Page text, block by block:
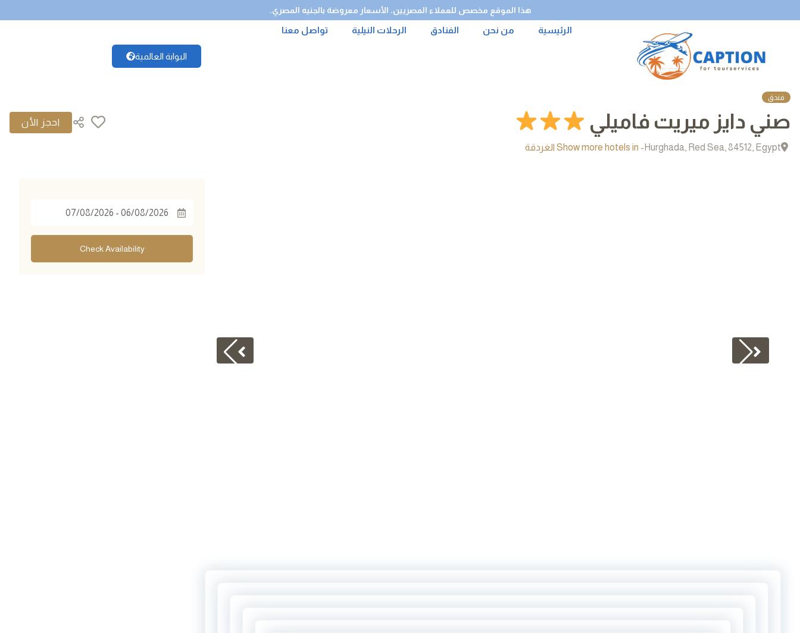
هذا الموقع مخصص للعملاء المصريين. الأسعار معروضة بالجنيه المصري.
الرئيسية من نحن الفنادق الرحلات النيلية تواصل معنا
البوابة العالمية
فندق
صني دايز ميريت فاميلي
Hurghada, Red Sea, 84512, Egypt - Show more hotels in الغردقة
Check Availability